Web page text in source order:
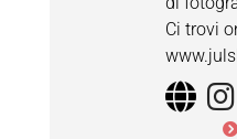
Ci trovi